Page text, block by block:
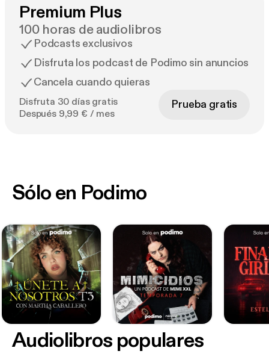
Premium Plus
100 horas de audiolibros
Podcasts exclusivos
Disfruta los podcast de Podimo sin anuncios
Cancela cuando quieras
Disfruta 30 días gratis
Después 9,99 € / mes
Prueba gratis
Sólo en Podimo
Audiolibros populares